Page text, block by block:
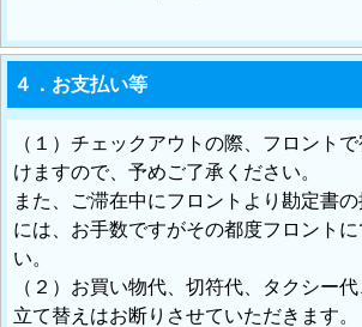
４．お支払い等
（１）チェックアウトの際、フロント
けますので、予めご了承ください。
また、ご滞在中にフロントより勘定書
には、お手数ですがその都度フロント
い。
（２）お買い物代、切符代、タクシー
立て替えはお断りさせていただきます。